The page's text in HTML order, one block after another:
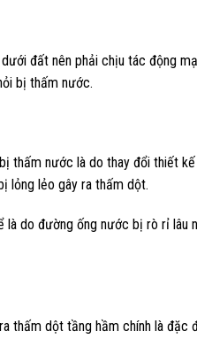
đất nên phải chịu tác động
bị thấm nước.
thấm nước là do thay đổi thiết
lỏng lẻo gây ra thấm dột.
là do đường ống nước bị rò rỉ
thấm dột tầng hầm chính là